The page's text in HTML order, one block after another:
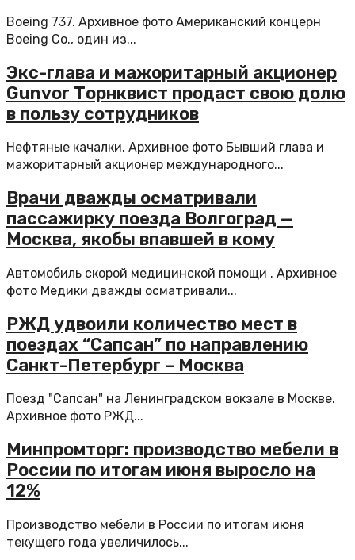
Boeing 737. Архивное фото Американский концерн
Boeing Co., один из...
Экс-глава и мажоритарный акционер
Gunvor Торнквист продаст свою долю
в пользу сотрудников
Нефтяные качалки. Архивное фото Бывший глава и
мажоритарный акционер международного...
Врачи дважды осматривали
пассажирку поезда Волгоград —
Москва, якобы впавшей в кому
Автомобиль скорой медицинской помощи . Архивное
фото Медики дважды осматривали...
РЖД удвоили количество мест в
поездах “Сапсан” по направлению
Санкт-Петербург – Москва
Поезд "Сапсан" на Ленинградском вокзале в Москве.
Архивное фото РЖД...
Минпромторг: производство мебели в
России по итогам июня выросло на
12%
Производство мебели в России по итогам июня
текущего года увеличилось...